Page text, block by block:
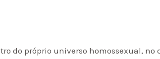
do próprio universo homossexual,